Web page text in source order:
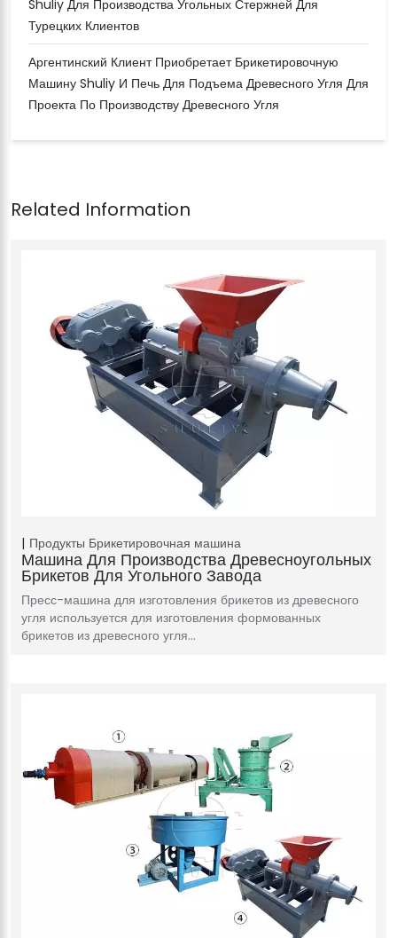
Shuliy Для Производства Угольных Стержней Для
Турецких Клиентов
Аргентинский Клиент Приобретает Брикетировочную
Машину Shuliy И Печь Для Подъема Древесного Угля Для
Проекта По Производству Древесного Угля
Продукты Брикетировочная машина
Машина Для Производства Древесноугольных
Брикетов Для Угольного Завода
Пресс-машина для изготовления брикетов из древесного
угля используется для изготовления формованных
брикетов из древесного угля…